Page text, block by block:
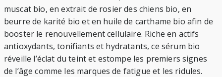
muscat bio, en extrait de rosier des chiens bio, en
beurre de karité bio et en huile de carthame bio afin de
booster le renouvellement cellulaire. Riche en actifs
antioxydants, tonifiants et hydratants, ce sérum bio
réveille l’éclat du teint et estompe les premiers signes
de l’âge comme les marques de fatigue et les ridules.